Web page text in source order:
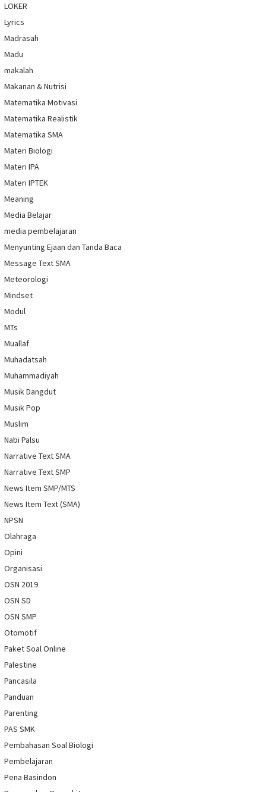
LOKER
Lyrics
Madrasah
Madu
makalah
Makanan & Nutrisi
Matematika Motivasi
Matematika Realistik
Matematika SMA
Materi Biologi
Materi IPA
Materi IPTEK
Meaning
Media Belajar
media pembelajaran
Menyunting Ejaan dan Tanda Baca
Message Text SMA
Meteorologi
Mindset
Modul
MTs
Muallaf
Muhadatsah
Muhammadiyah
Musik Dangdut
Musik Pop
Muslim
Nabi Palsu
Narrative Text SMA
Narrative Text SMP
News Item SMP/MTS
News Item Text (SMA)
NPSN
Olahraga
Opini
Organisasi
OSN 2019
OSN SD
OSN SMP
Otomotif
Paket Soal Online
Palestine
Pancasila
Panduan
Parenting
PAS SMK
Pembahasan Soal Biologi
Pembelajaran
Pena Basindon